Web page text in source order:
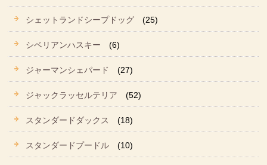
シェットランドシープドッグ (25)
シベリアンハスキー (6)
ジャーマンシェパード (27)
ジャックラッセルテリア (52)
スタンダードダックス (18)
スタンダードプードル (10)